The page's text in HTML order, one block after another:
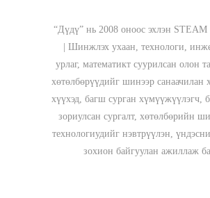
“Дүдү” нь 2008 оноос эхлэн STEAM
| Шинжлэх ухаан, технологи,
урлаг, математикт суурилсан олон
хөтөлбөрүүдийг шинээр санаачилан
хүүхэд, багш сурган хүмүүжүүлэгч,
зориулсан сургалт, хөтөлбөрийн
технологиудийг нэвтрүүлэн,
зохион байгуулан ажиллаж